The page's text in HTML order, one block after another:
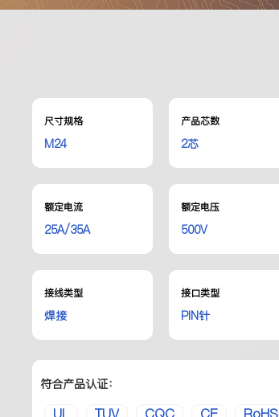
尺寸规格
M24
产品芯数
2芯
额定电流
25A/35A
额定电压
500V
接线类型
焊接
接口类型
PIN针
符合产品认证：